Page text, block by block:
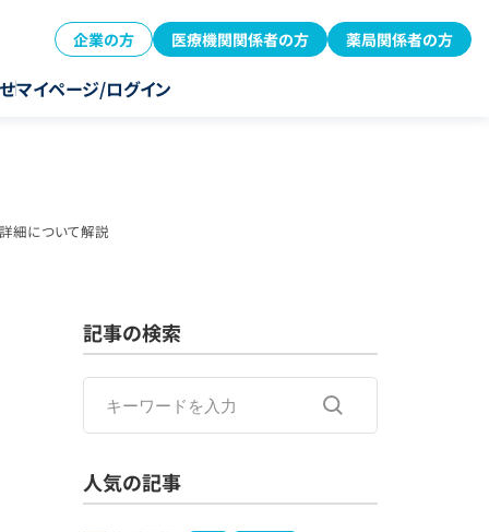
企業の方 医療機関関係者の方 薬局関係者の方
マイページ/ログイン
細について解説
記事の検索
人気の記事